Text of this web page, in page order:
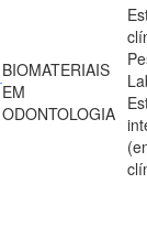
BIOMATERIAIS
EM
ODONTOLOGIA